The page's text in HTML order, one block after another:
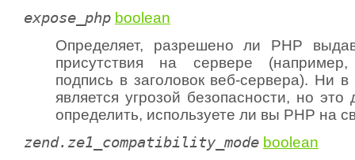
expose_php boolean
Определяет, разрешено ли PHP
присутствия на сервере
подпись в заголовок веб-сервера). Ни
является угрозой безопасности, но это
определить, используете ли вы PHP на
zend.ze1_compatibility_mode boolean